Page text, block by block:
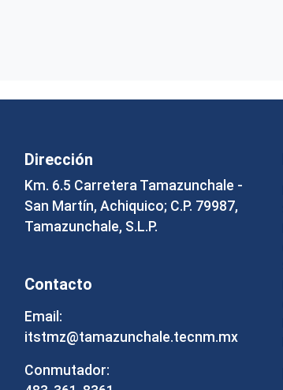
Dirección
Km. 6.5 Carretera Tamazunchale -
San Martín, Achiquico; C.P. 79987,
Tamazunchale, S.L.P.
Contacto
Email:
itstmz@tamazunchale.tecnm.mx
Conmutador: